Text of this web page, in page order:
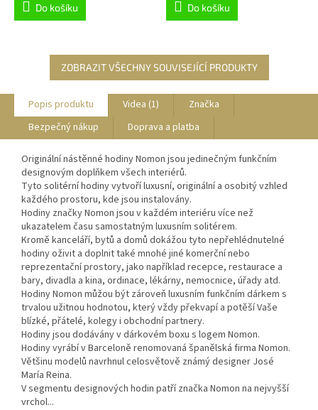
Do košíku Do košíku
ZOBRAZIT VŠECHNY SOUVISEJÍCÍ PRODUKTY
Popis produktu Videa (1)
Značka
Bezpečný nákup
Doprava a platba
Originální nástěnné hodiny Nomon jsou jedinečným funkčním
designovým doplňkem všech interiérů.
Tyto solitérní hodiny vytvoří luxusní, originální a osobitý vzhled
každého prostoru, kde jsou instalovány.
Hodiny značky Nomon jsou v každém interiéru více než
ukazatelem času samostatným luxusním solitérem.
Kromě kanceláří, bytů a domů dokážou tyto nepřehlédnutelné
hodiny oživit a doplnit také mnohé jiné komerční nebo
reprezentační prostory, jako například recepce, restaurace a
bary, divadla a kina, ordinace, lékárny, nemocnice, úřady atd.
Hodiny Nomon můžou být zároveň luxusním funkčním dárkem s
trvalou užitnou hodnotou, který vždy překvapí a potěší Vaše
blízké, přátelé, kolegy i obchodní partnery.
Hodiny jsou dodávány v dárkovém boxu s logem Nomon.
Hodiny vyrábí v Barceloně renomovaná španělská firma Nomon.
Většinu modelů navrhnul celosvětově známý designer José
María Reina.
V segmentu designových hodin patří značka Nomon na nejvyšší
vrchol...